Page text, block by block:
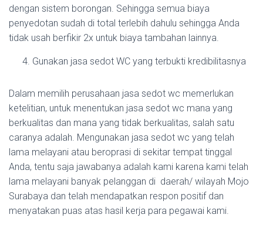
dengan sistem borongan. Sehingga semua biaya
penyedotan sudah di total terlebih dahulu sehingga Anda
tidak usah berfikir 2x untuk biaya tambahan lainnya.
Gunakan jasa sedot WC yang terbukti kredibilitasnya
Dalam memilih perusahaan jasa sedot wc memerlukan
ketelitian, untuk menentukan jasa sedot wc mana yang
berkualitas dan mana yang tidak berkualitas, salah satu
caranya adalah. Mengunakan jasa sedot wc yang telah
lama melayani atau beroprasi di sekitar tempat tinggal
Anda, tentu saja jawabanya adalah kami karena kami telah
lama melayani banyak pelanggan di daerah/ wilayah Mojo
Surabaya dan telah mendapatkan respon positif dan
menyatakan puas atas hasil kerja para pegawai kami.